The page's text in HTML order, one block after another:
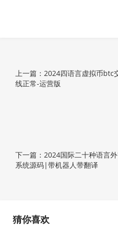
上一篇：2024四语言虚拟币btc
线正常-运营版
下一篇：2024国际二十种语言
系统源码|带机器人带翻译
猜你喜欢